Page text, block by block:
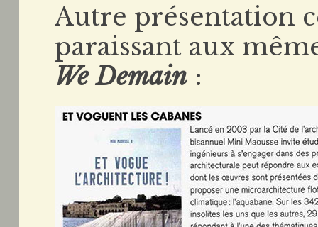
Autre présentation
paraissant aux
We Demain :